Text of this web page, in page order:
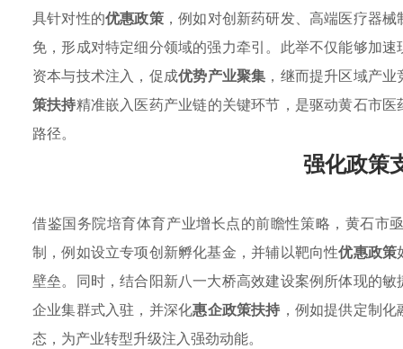
具针对性的优惠政策，例如对创新药研发、高端医疗器
免，形成对特定细分领域的强力牵引。此举不仅能够加
资本与技术注入，促成优势产业聚集 ，继而提升区域产
策扶持精准嵌入医药产业链的关键环节，是驱动黄石市医
路径。
强化政策
借鉴国务院培育体育产业增长点的前瞻性策略，黄石市
制，例如设立专项创新孵化基金，并辅以靶向性优惠政策
壁垒。同时，结合阳新八一大桥高效建设案例所体现的
企业集群式入驻，并深化惠企政策扶持 ，例如提供定制
态，为产业转型升级注入强劲动能。